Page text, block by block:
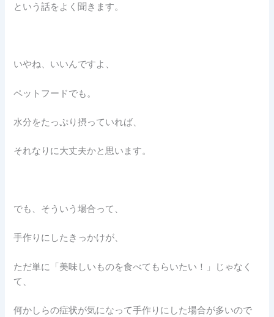
という話をよく聞きます。
いやね、いいんですよ、
ペットフードでも。
水分をたっぷり摂っていれば、
それなりに大丈夫かと思います。
でも、そういう場合って、
手作りにしたきっかけが、
ただ単に「美味しいものを食べてもらいたい！」じゃなく
て、
何かしらの症状が気になって手作りにした場合が多いので